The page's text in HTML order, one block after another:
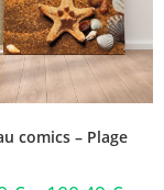
comics – Plage